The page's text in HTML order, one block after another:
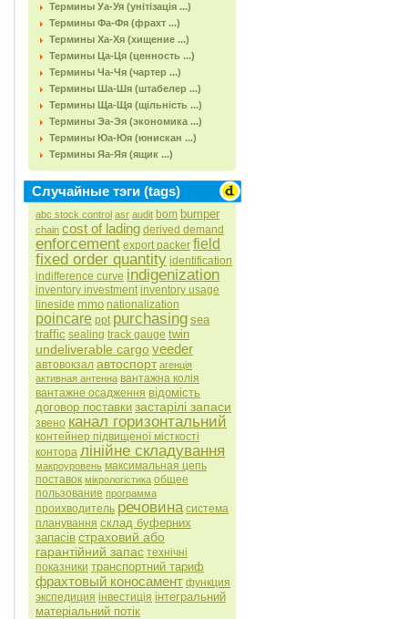
Термины Уа-Уя (унітізація ...)
Термины Фа-Фя (фрахт ...)
Термины Ха-Хя (хищение ...)
Термины Ца-Ця (ценность ...)
Термины Ча-Чя (чартер ...)
Термины Ша-Шя (штабелер ...)
Термины Ща-Щя (щільність ...)
Термины Эа-Эя (экономика ...)
Термины Юа-Юя (юнискан ...)
Термины Яа-Яя (ящик ...)
Случайные тэги (tags)
abc stock control asr audit bom bumper
chain cost of lading derived demand
enforcement export packer field
fixed order quantity identification
indifference curve indigenization
inventory investment inventory usage
lineside mmo nationalization
poincare ppt purchasing sea
traffic sealing track gauge twin
undeliverable cargoveeder
автовокзал автоспорт агенція
активная антенна вантажна колія
вантажне осадження відомість
договор поставки застарілі запаси
звено канал горизонтальний
контейнер підвищеної місткості
контора лінійне складування
макроуровень максимальная цепь
поставок мікрологістика общее
пользование программа
проихводитель речовина система
планування склад буферних
запасів страховий або
гарантійний запас технічні
показники транспортний тариф
фрахтовый коносамент функция
экспедиция інвестиція інтегральний
матеріальний потік